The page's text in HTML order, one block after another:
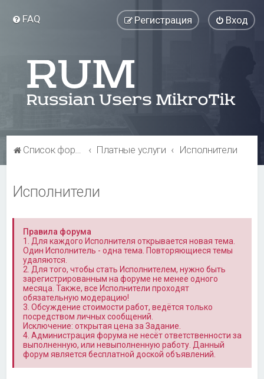
FAQ Вход
Регистрация
Список форумов Платные услуги Исполнители
Исполнители
Правила форума
1. Для каждого Исполнителя открывается новая тема.
Один Исполнитель - одна тема. Повторяющиеся темы
удаляются.
2. Для того, чтобы стать Исполнителем, нужно быть
зарегистрированным на форуме не менее одного
месяца. Также, все Исполнители проходят
обязательную модерацию!
3. Обсуждение стоимости работ, ведётся только
посредством личных сообщений.
Исключение: открытая цена за Задание.
4. Администрация форума не несёт ответственности за
выполненную, или невыполненную работу. Данный
форум является бесплатной доской объявлений.